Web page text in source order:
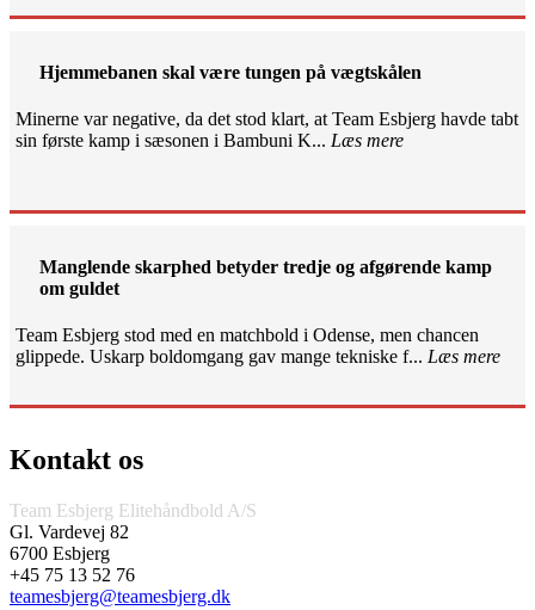
Hjemmebanen skal være tungen på vægtskålen
Minerne var negative, da det stod klart, at Team Esbjerg havde tabt
sin første kamp i sæsonen i Bambuni K... Læs mere
Manglende skarphed betyder tredje og afgørende kamp
om guldet
Team Esbjerg stod med en matchbold i Odense, men chancen
glippede. Uskarp boldomgang gav mange tekniske f... Læs mere
Kontakt os
Team Esbjerg Elitehåndbold A/S
Gl. Vardevej 82
6700 Esbjerg
+45 75 13 52 76
teamesbjerg@teamesbjerg.dk